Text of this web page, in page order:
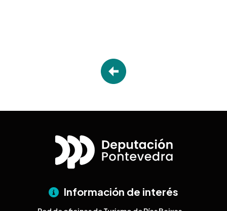
Información de interés